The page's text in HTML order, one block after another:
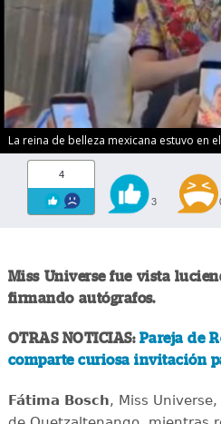
La reina de belleza mexicana estuvo en
4
3
Miss Universe fue vista
firmando autógrafos.
OTRAS NOTICIAS: Pareja de
comparte curiosa invitación
Fátima Bosch, Miss